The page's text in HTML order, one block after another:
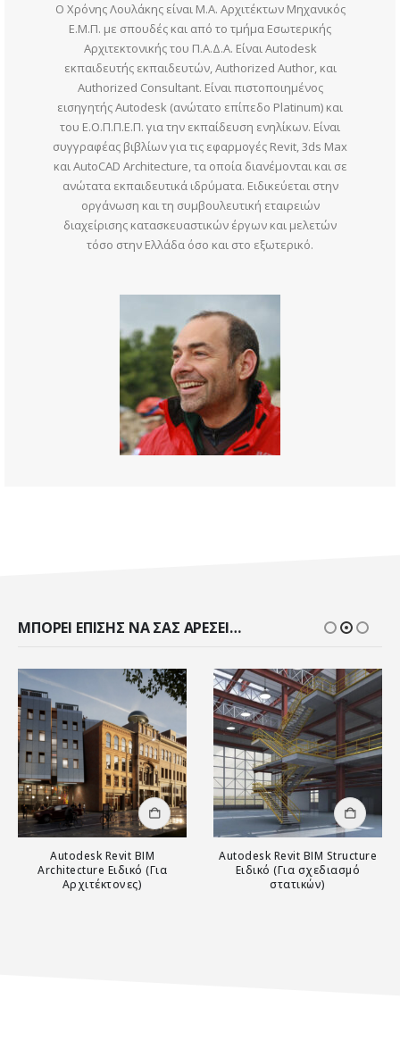
Ο Χρόνης Λουλάκης είναι M.A. Αρχιτέκτων Μηχανικός
Ε.Μ.Π. με σπουδές και από το τμήμα Εσωτερικής
Αρχιτεκτονικής του Π.Α.Δ.Α. Είναι Autodesk
εκπαιδευτής εκπαιδευτών, Authorized Author, και
Authorized Consultant. Είναι πιστοποιημένος
εισηγητής Autodesk (ανώτατο επίπεδο Platinum) και
του Ε.Ο.Π.Π.Ε.Π. για την εκπαίδευση ενηλίκων. Είναι
συγγραφέας βιβλίων για τις εφαρμογές Revit, 3ds Max
και AutoCAD Architecture, τα οποία διανέμονται και σε
ανώτατα εκπαιδευτικά ιδρύματα. Ειδικεύεται στην
οργάνωση και τη συμβουλευτική εταιρειών
διαχείρισης κατασκευαστικών έργων και μελετών
τόσο στην Ελλάδα όσο και στο εξωτερικό.
ΜΠΟΡΕΊ ΕΠΊΣΗΣ ΝΑ ΣΑΣ ΑΡΈΣΕΙ…
Αυτό το προϊόν έχει πολλαπλές παραλλαγές. Οι επιλογές μπορούν να επιλεγούν στη σελίδα του προϊόντος
Autodesk Revit BIM
Architecture Ειδικό (Για
Αρχιτέκτονες)
Αυτό το προϊόν έχει πολλαπλές παραλλαγές. Οι επιλογές μπορούν να επιλεγούν στη σελίδα του προϊόντος
Autodesk Revit BIM Structure
Ειδικό (Για σχεδιασμό
στατικών)